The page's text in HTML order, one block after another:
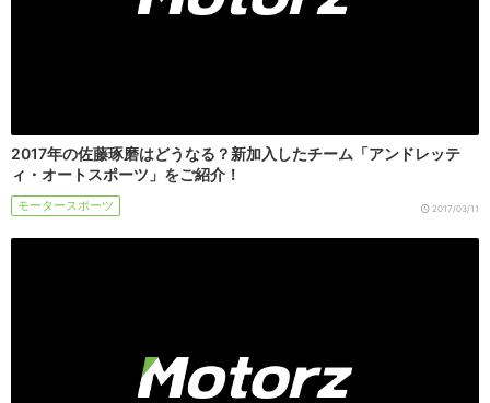
2017年の佐藤琢磨はどうなる？新加入したチーム「アンドレッテ
ィ・オートスポーツ」をご紹介！
モータースポーツ 2017/03/11